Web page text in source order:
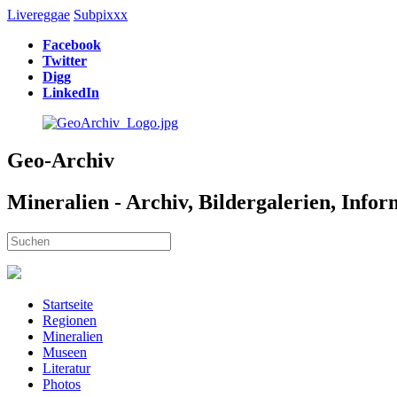
Livereggae Subpixxx
Facebook
Twitter
Digg
LinkedIn
Geo-Archiv
Mineralien - Archiv, Bildergalerien,
Startseite
Regionen
Mineralien
Museen
Literatur
Photos